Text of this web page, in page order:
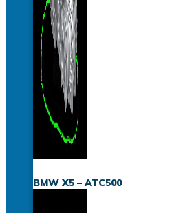
BMW X5 – ATC500